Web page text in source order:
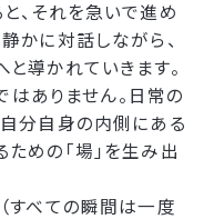
、それを急いで進め
かに対話しながら、
導かれていきます。
はありません。日常の
分自身の内側にある
めの「場」を生み出
すべての瞬間は一度